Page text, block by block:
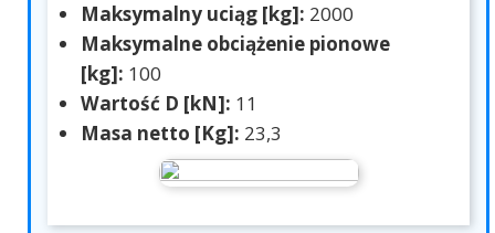
Maksymalny uciąg [kg]: 2000
Maksymalne obciążenie pionowe
[kg]: 100
Wartość D [kN]: 11
Masa netto [Kg]: 23,3